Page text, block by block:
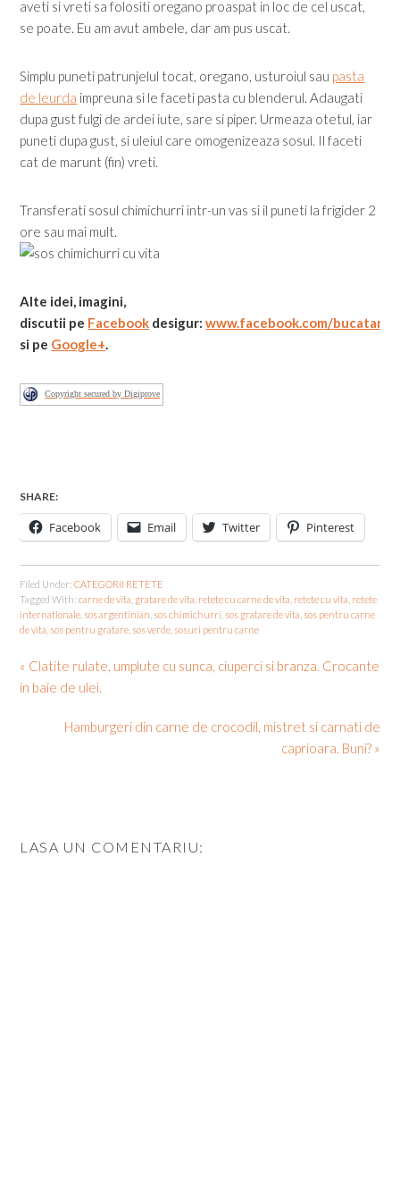
aveti si vreti sa folositi oregano proaspat in loc de cel uscat,
se poate. Eu am avut ambele, dar am pus uscat.
Simplu puneti patrunjelul tocat, oregano, usturoiul sau pasta
de leurda impreuna si le faceti pasta cu blenderul. Adaugati
dupa gust fulgi de ardei iute, sare si piper. Urmeaza otetul, iar
puneti dupa gust, si uleiul care omogenizeaza sosul. Il faceti
cat de marunt (fin) vreti.
Transferati sosul chimichurri intr-un vas si il puneti la frigider 2
ore sau mai mult.
Alte idei, imagini,
discutii pe Facebook desigur:www.facebook.com/
si pe Google+
Copyright secured by Digiprove
SHARE:
Facebook Email Twitter Pinterest
Filed Under:CATEGORII RETETE
Tagged With:carne de vita gratare de vita retete cu carne de vita retete cu vita retete
internationale sos argentinian sos chimichurri sos gratare de vita sos pentru carne
de vita sos pentru gratare sos verde sosuri pentru carne
« Clatite rulate, umplute cu sunca, ciuperci si branza. Crocante
in baie de ulei.
Hamburgeri din carne de crocodil, mistret si carnati de
caprioara. Buni? »
LASA UN COMENTARIU: